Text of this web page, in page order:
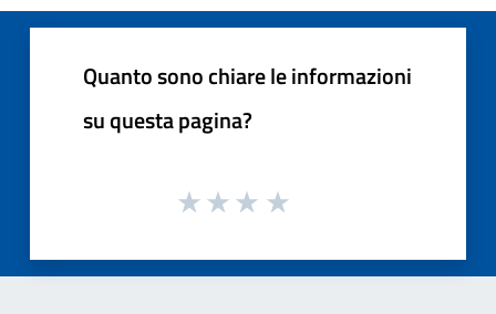
Quanto sono chiare le informazioni
su questa pagina?